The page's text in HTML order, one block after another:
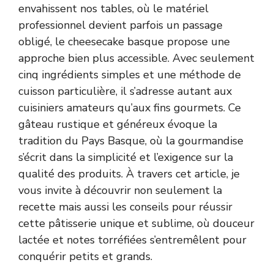
envahissent nos tables, où le matériel
professionnel devient parfois un passage
obligé, le cheesecake basque propose une
approche bien plus accessible. Avec seulement
cinq ingrédients simples et une méthode de
cuisson particulière, il s’adresse autant aux
cuisiniers amateurs qu’aux fins gourmets. Ce
gâteau rustique et généreux évoque la
tradition du Pays Basque, où la gourmandise
s’écrit dans la simplicité et l’exigence sur la
qualité des produits. À travers cet article, je
vous invite à découvrir non seulement la
recette mais aussi les conseils pour réussir
cette pâtisserie unique et sublime, où douceur
lactée et notes torréfiées s’entremêlent pour
conquérir petits et grands.